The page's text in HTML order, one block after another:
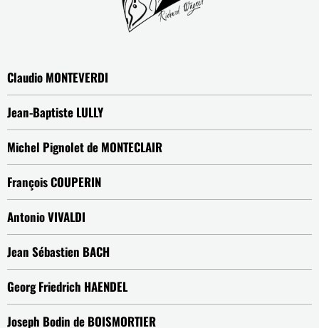
Claudio MONTEVERDI
Jean-Baptiste LULLY
Michel Pignolet de MONTECLAIR
François COUPERIN
Antonio VIVALDI
Jean Sébastien BACH
Georg Friedrich HAENDEL
Joseph Bodin de BOISMORTIER